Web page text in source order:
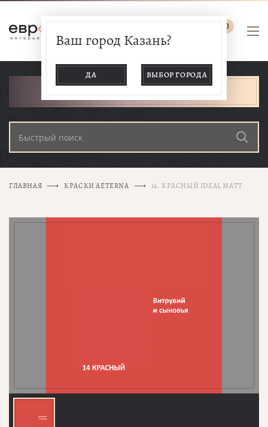
0
Ваш город Казань?
ДА ВЫБОР ГОРОДА
ГЛАВНАЯ КРАСКИ AETERNA 14. КРАСНЫЙ IDEAL MATT